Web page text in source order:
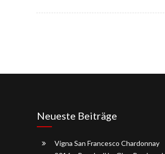
Neueste Beiträge
Vigna San Francesco Chardonnay